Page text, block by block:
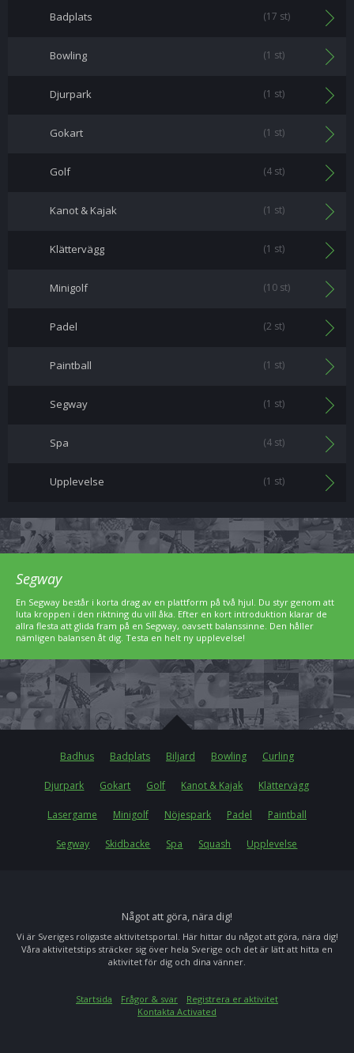
Badplats (17 st)
Bowling (1 st)
Djurpark (1 st)
Gokart (1 st)
Golf (4 st)
Kanot & Kajak (1 st)
Klättervägg (1 st)
Minigolf (10 st)
Padel (2 st)
Paintball (1 st)
Segway (1 st)
Spa (4 st)
Upplevelse (1 st)
Segway
En Segway består i korta drag av en plattform på två hjul. Du styr genom att
luta kroppen i den riktning du vill åka. Efter en kort introduktion klarar de
allra flesta att glida fram på en Segway, oavsett balanssinne. Den håller
nämligen balansen åt dig. Testa en helt ny upplevelse!
Badhus Badplats Biljard Bowling Curling
Djurpark Gokart Golf Kanot & Kajak Klättervägg
Lasergame Minigolf Nöjespark Padel Paintball
Segway Skidbacke Spa Squash Upplevelse
Något att göra, nära dig!
Vi är Sveriges roligaste aktivitetsportal. Här hittar du något att göra, nära dig!
Våra aktivitetstips sträcker sig över hela Sverige och det är lätt att hitta en
aktivitet för dig och dina vänner.
Startsida Frågor & svar
Registrera er aktivitet
Kontakta Activated